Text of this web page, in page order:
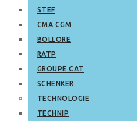
STEF
CMA CGM
BOLLORE
RATP
GROUPE CAT
SCHENKER
TECHNOLOGIE
TECHNIP